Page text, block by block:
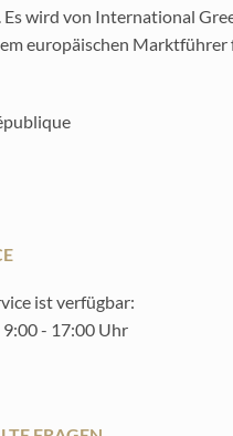
Es wird von International
europäischen
ist verfügbar:
- 17:00 Uhr